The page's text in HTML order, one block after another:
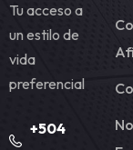
Tu acceso a
un estilo de
vida
preferencial
+504